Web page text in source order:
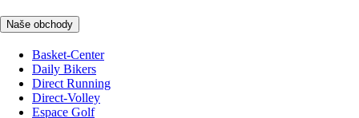
Naše obchody
Basket-Center
Daily Bikers
Direct Running
Direct-Volley
Espace Golf